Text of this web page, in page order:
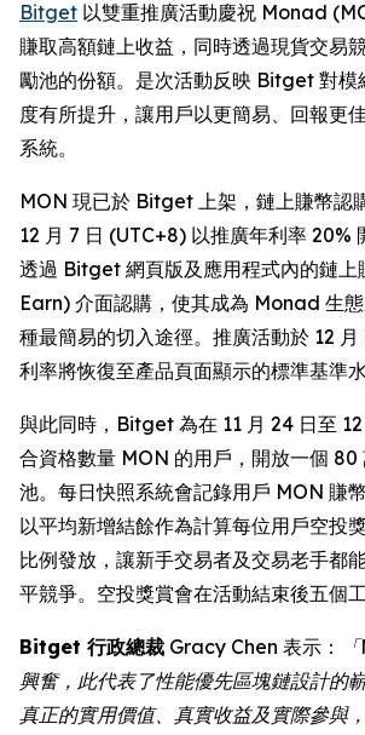
Bitget 以雙重推廣活動慶祝 Monad
賺取高額鏈上收益，同時透過現貨交易
勵池的份額。是次活動反映 Bitget 對模
度有所提升，讓用戶以更簡易、回報更
系統。
MON 現已於 Bitget 上架，鏈上賺幣認
12 月 7 日 (UTC+8) 以推廣年利率 20%
透過 Bitget 網頁版及應用程式內的鏈
Earn) 介面認購，使其成為 Monad 生
種最簡易的切入途徑。推廣活動於 12 月
利率將恢復至產品頁面顯示的標準基準水
與此同時，Bitget 為在 11 月 24 日至
合資格數量 MON 的用戶，開放一個
池。每日快照系統會記錄用戶 MON 賺
以平均新增結餘作為計算每位用戶空投
比例發放，讓新手交易者及交易老手都
平競爭。空投獎賞會在活動結束後五個工
Bitget 行政總裁 Gracy Chen 表示：
興奮，此代表了性能優先區塊鏈設計的
真正的實用價值、真實收益及實際參與